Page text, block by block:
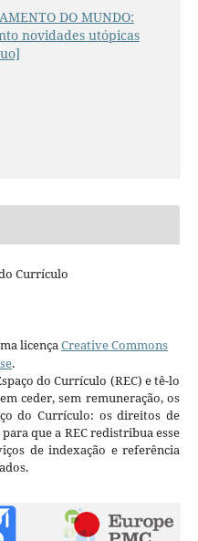
DO MUNDO:
novidades utópicas
Currículo
licença Creative Commons
.
do Currículo (REC) e tê-lo
ceder, sem remuneração, os
do Currículo: os direitos de
que a REC redistribua esse
de indexação e referência